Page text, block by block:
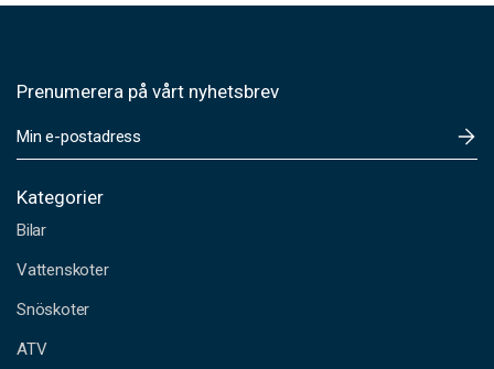
Prenumerera på vårt nyhetsbrev
-
o
t
a
r
s
Kategorier
Bilar
Vattenskoter
Snöskoter
ATV